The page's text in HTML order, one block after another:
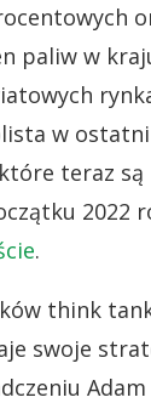
paliw w
w
teraz są
2022
.
think
swoje